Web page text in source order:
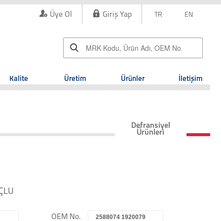
Üye Ol Giriş Yap TR EN
Kalite Üretim Ürünler İletişim
Defransiyel
Ürünleri
OEM No. 2588074 1920079